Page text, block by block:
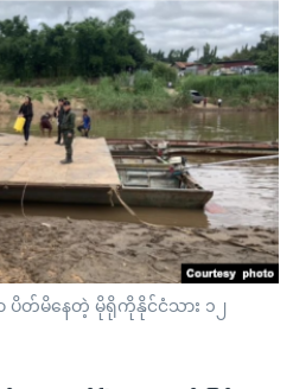
များ
တ်မိနေတဲ့ မိုရိုကိုနိုင်ငံသား ၁၂